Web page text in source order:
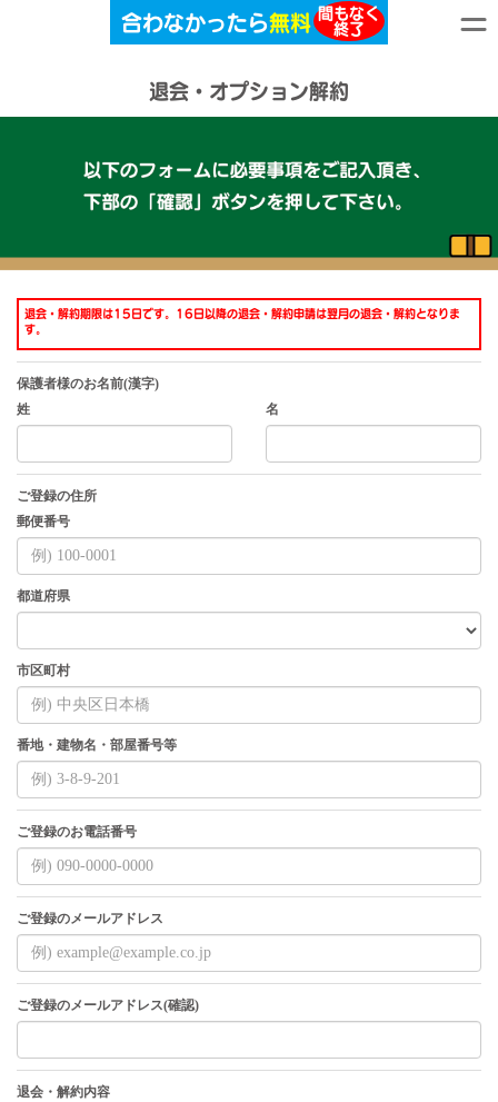
合わなかったら無料 間もなく
終了
退会・オプション解約
退会・解約期限は15日です。16日以降の退会・解約申請は翌月の退会・解約となりま
す。
保護者様のお名前(漢字)
姓
名
ご登録の住所
郵便番号
都道府県
市区町村
番地・建物名・部屋番号等
ご登録のお電話番号
ご登録のメールアドレス
ご登録のメールアドレス(確認)
退会・解約内容